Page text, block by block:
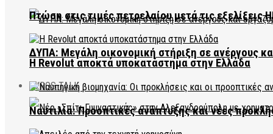
ΔΥΠΑ: Μεγάλη οικονομική στήριξη σε ανέργους
EVROS TALK
Πτώση στις τιμές πετρελαίου μετά τις εξελίξεις
Η Revolut αποκτά υποκατάστημα στην Ελλάδα
Ναυτιλία: Προοπτικές ανάπτυξης και νέες